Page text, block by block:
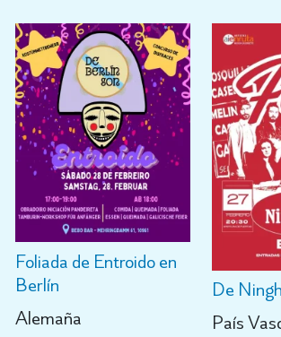
Foliada de Entroido en
Berlín
Alemaña
De
País